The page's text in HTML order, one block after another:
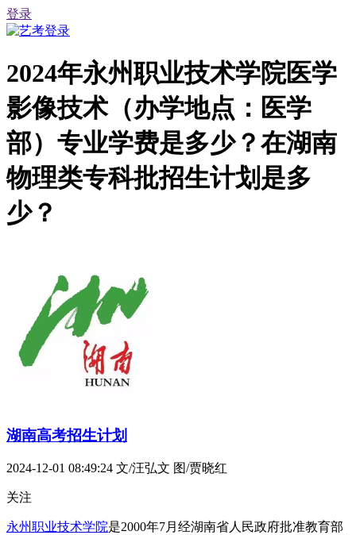
登录
2024年永州职业技术学院医学
影像技术（办学地点：医学
部）专业学费是多少？在湖南
物理类专科批招生计划是多
少？
湖南高考招生计划
2024-12-01 08:49:24 文/汪弘文 图/贾晓红
关注
永州职业技术学院是2000年7月经湖南省人民政府批准教育部